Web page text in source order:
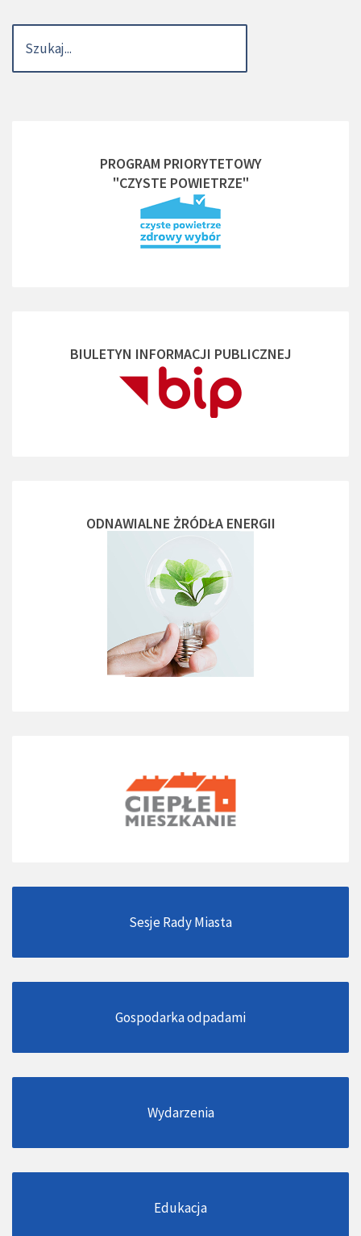
PROGRAM PRIORYTETOWY
"CZYSTE POWIETRZE"
BIULETYN INFORMACJI PUBLICZNEJ
ODNAWIALNE ŻRÓDŁA ENERGII
Sesje Rady Miasta
Gospodarka odpadami
Wydarzenia
Edukacja